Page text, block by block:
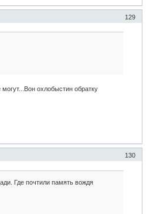
129
могут...Вон охлобыстин обратку
130
Где почтили память вождя